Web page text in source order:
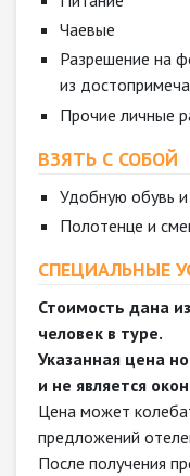
Чаевые
Разрешение на
из
Прочие личные
ВЗЯТЬ С СОБОЙ
Удобную обувь
Полотенце и
СПЕЦИАЛЬНЫЕ
Стоимость дана
человек в туре.
Указанная цена
и не является
Цена может
предложений
После получения